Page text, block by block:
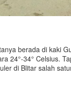
berada di kaki
24°-34° Celsius.
di Blitar salah